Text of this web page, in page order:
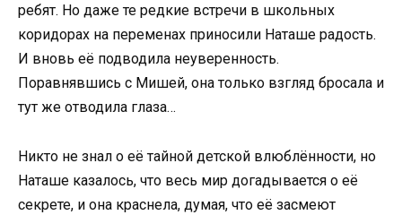
ребят. Но даже те редкие встречи в школьных
коридорах на переменах приносили Наташе радость.
И вновь её подводила неуверенность.
Поравнявшись с Мишей, она только взгляд бросала и
тут же отводила глаза…
Никто не знал о её тайной детской влюблённости, но
Наташе казалось, что весь мир догадывается о её
секрете, и она краснела, думая, что её засмеют